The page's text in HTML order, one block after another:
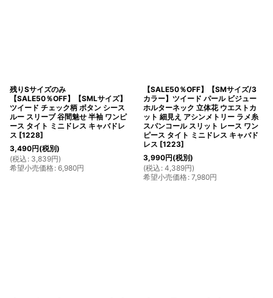
残りSサイズのみ
【SALE50％OFF】【SMLサイズ】
ツイード チェック柄 ボタン シース
ルー スリーブ 谷間魅せ 半袖 ワンピ
ース タイト ミニドレス キャバドレ
ス [1228]
3,490円(税別)
(税込 : 3,839円)
希望小売価格: 6,980円
【SALE50％OFF】【SMサイズ/3
カラー】ツイード パール ビジュー
ホルターネック 立体花 ウエストカ
ット 細見え アシンメトリー ラメ糸
スパンコール スリット レース ワン
ピース タイト ミニドレス キャバド
レス [1223]
3,990円(税別)
(税込 : 4,389円)
希望小売価格: 7,980円